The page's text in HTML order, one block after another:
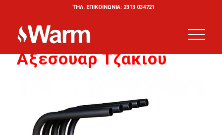
ΤΗΛ. ΕΠΙΚΟΙΝΩΝΙΑ: 2313 034721
Αξεσουάρ Τζακιού